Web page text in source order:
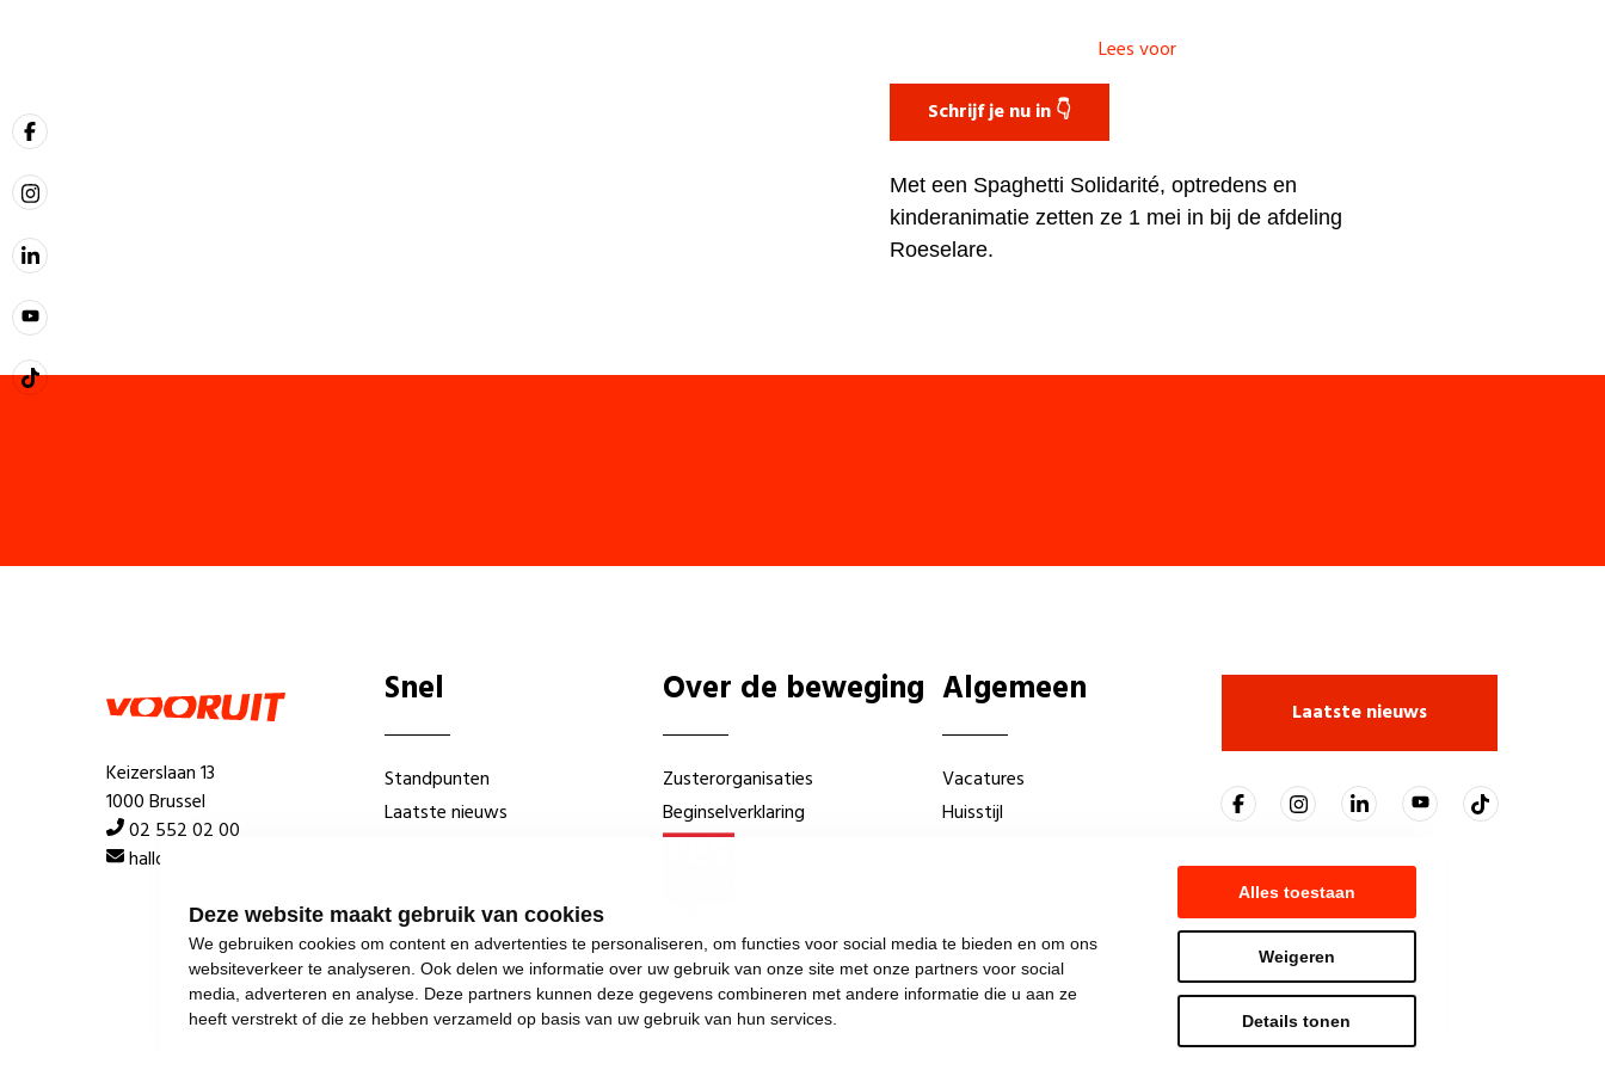
Deze website maakt gebruik van cookies
We gebruiken cookies om content en advertenties te personaliseren, om functies voor social media te bieden en om ons
websiteverkeer te analyseren. Ook delen we informatie over uw gebruik van onze site met onze partners voor social
media, adverteren en analyse. Deze partners kunnen deze gegevens combineren met andere informatie die u aan ze
heeft verstrekt of die ze hebben verzameld op basis van uw gebruik van hun services.
Alles toestaan
Weigeren
Details tonen
Lees voor
Schrijf je nu in 👇
Met een Spaghetti Solidarité, optredens en
kinderanimatie zetten ze 1 mei in bij de afdeling
Roeselare.
Keizerslaan 13
1000 Brussel
02 552 02 00
hallo@vooruit.org
Snel
Standpunten
Laatste nieuws
Over de beweging
Zusterorganisaties
Beginselverklaring
Algemeen
Vacatures
Huisstijl
Laatste nieuws